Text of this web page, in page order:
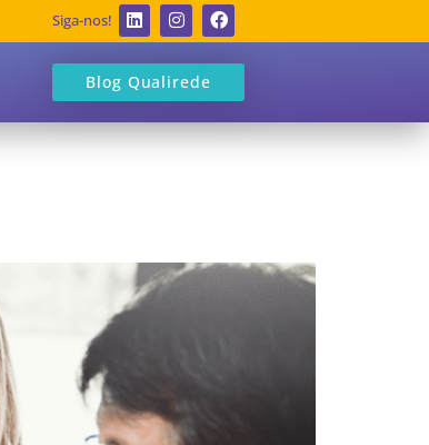
Siga-nos!
Blog Qualirede